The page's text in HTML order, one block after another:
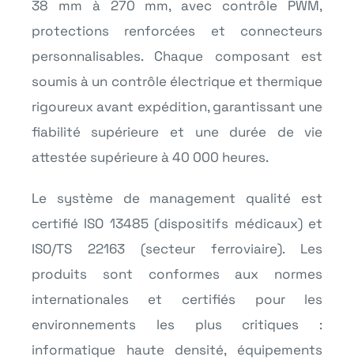
38 mm à 270 mm, avec contrôle PWM,
protections renforcées et connecteurs
personnalisables. Chaque composant est
soumis à un contrôle électrique et thermique
rigoureux avant expédition, garantissant une
fiabilité supérieure et une durée de vie
attestée supérieure à 40 000 heures.
Le système de management qualité est
certifié ISO 13485 (dispositifs médicaux) et
ISO/TS 22163 (secteur ferroviaire). Les
produits sont conformes aux normes
internationales et certifiés pour les
environnements les plus critiques :
informatique haute densité, équipements